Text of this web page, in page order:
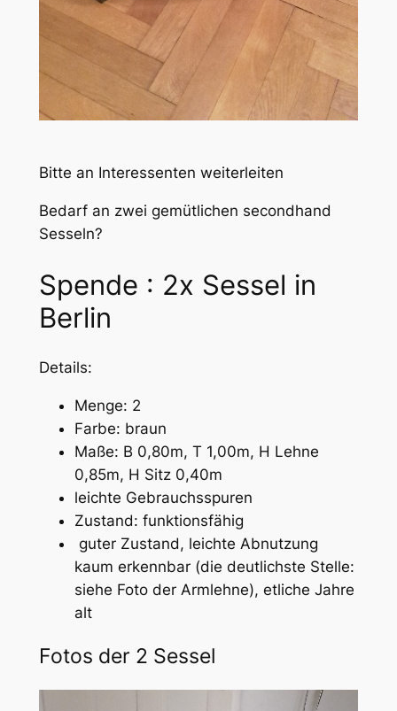
Bitte an Interessenten weiterleiten
Bedarf an zwei gemütlichen secondhand
Sesseln?
Spende : 2x Sessel in
Berlin
Details:
Menge: 2
Farbe: braun
Maße: B 0,80m, T 1,00m, H Lehne
0,85m, H Sitz 0,40m
leichte Gebrauchsspuren
Zustand: funktionsfähig
guter Zustand, leichte Abnutzung
kaum erkennbar (die deutlichste Stelle:
siehe Foto der Armlehne), etliche Jahre
alt
Fotos der 2 Sessel